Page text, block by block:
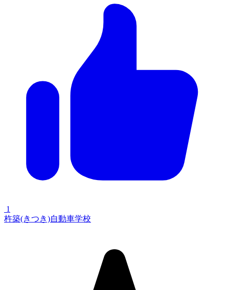
1
杵築(きつき)自動車学校